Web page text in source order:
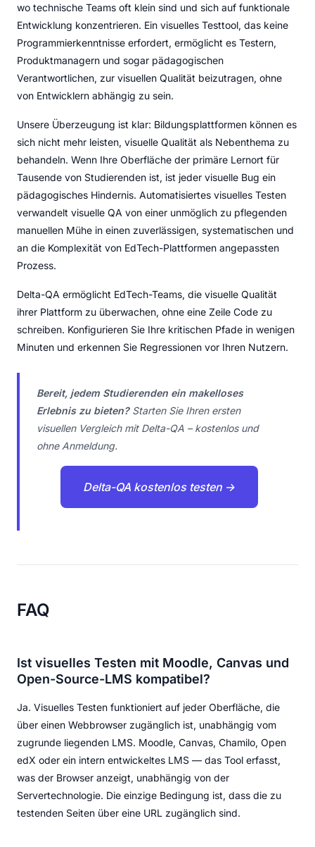
wo technische Teams oft klein sind und sich auf funktionale
Entwicklung konzentrieren. Ein visuelles Testtool, das keine
Programmierkenntnisse erfordert, ermöglicht es Testern,
Produktmanagern und sogar pädagogischen
Verantwortlichen, zur visuellen Qualität beizutragen, ohne
von Entwicklern abhängig zu sein.
Unsere Überzeugung ist klar: Bildungsplattformen können es
sich nicht mehr leisten, visuelle Qualität als Nebenthema zu
behandeln. Wenn Ihre Oberfläche der primäre Lernort für
Tausende von Studierenden ist, ist jeder visuelle Bug ein
pädagogisches Hindernis. Automatisiertes visuelles Testen
verwandelt visuelle QA von einer unmöglich zu pflegenden
manuellen Mühe in einen zuverlässigen, systematischen und
an die Komplexität von EdTech-Plattformen angepassten
Prozess.
Delta-QA ermöglicht EdTech-Teams, die visuelle Qualität
ihrer Plattform zu überwachen, ohne eine Zeile Code zu
schreiben. Konfigurieren Sie Ihre kritischen Pfade in wenigen
Minuten und erkennen Sie Regressionen vor Ihren Nutzern.
Bereit, jedem Studierenden ein makelloses
Erlebnis zu bieten?Starten Sie Ihren ersten
visuellen Vergleich mit Delta-QA – kostenlos und
ohne Anmeldung.
Delta-QA kostenlos testen →
FAQ
Ist visuelles Testen mit Moodle, Canvas und
Open-Source-LMS kompatibel?
Ja. Visuelles Testen funktioniert auf jeder Oberfläche, die
über einen Webbrowser zugänglich ist, unabhängig vom
zugrunde liegenden LMS. Moodle, Canvas, Chamilo, Open
edX oder ein intern entwickeltes LMS — das Tool erfasst,
was der Browser anzeigt, unabhängig von der
Servertechnologie. Die einzige Bedingung ist, dass die zu
testenden Seiten über eine URL zugänglich sind.